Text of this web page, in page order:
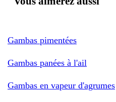
Gambas pimentées
Gambas panées à l'ail
Gambas en vapeur d'agrumes